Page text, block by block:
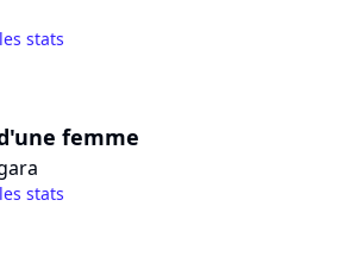
stats
femme
stats